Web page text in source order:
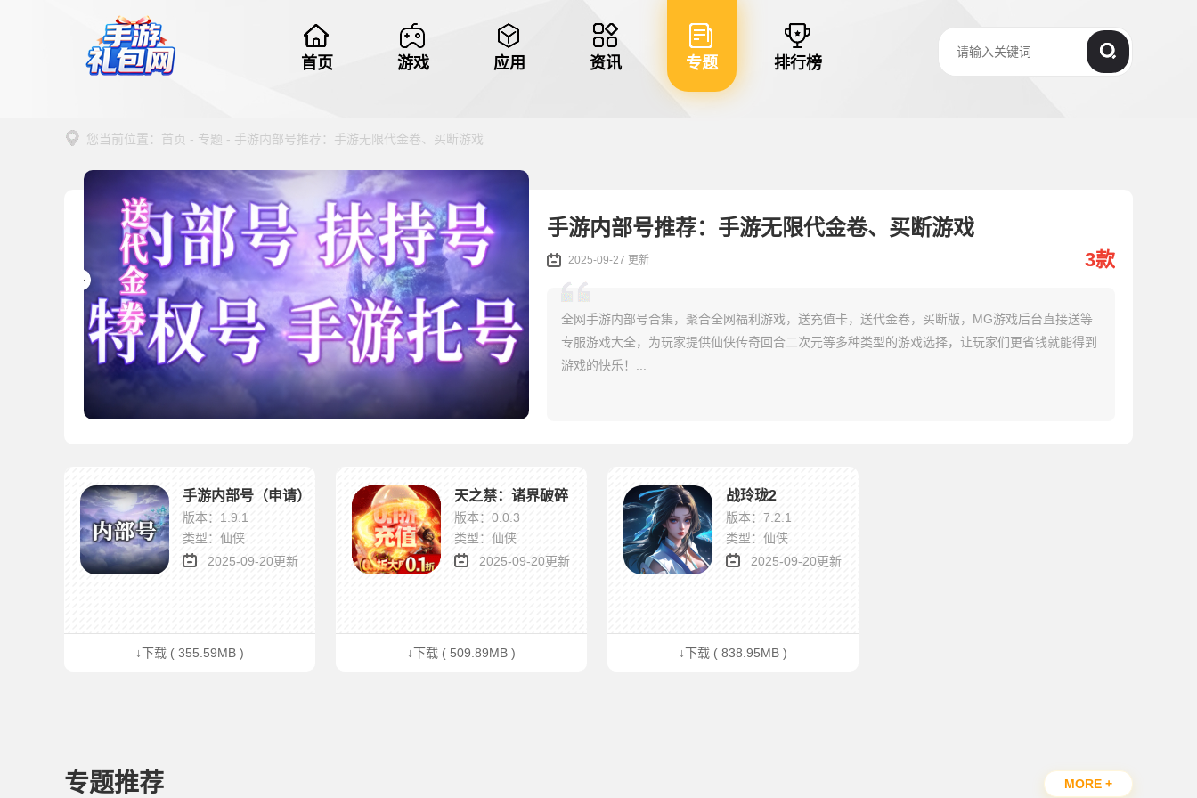
首页 游戏 应用 资讯 专题 排行榜
您当前位置： 首页 - 专题 - 手游内部号推荐：手游无限代金卷、买断游戏
手游内部号推荐：手游无限代金卷、买断游戏
2025-09-27 更新 3款
全网手游内部号合集，聚合全网福利游戏，送充值卡，送代金卷，买断版，MG游戏后台直接送等
专服游戏大全，为玩家提供仙侠传奇回合二次元等多种类型的游戏选择，让玩家们更省钱就能得到
游戏的快乐！...
手游内部号（申请）
版本：1.9.1
类型：仙侠
2025-09-20更新
↓下载 ( 355.59MB )
天之禁：诸界破碎
版本：0.0.3
类型：仙侠
2025-09-20更新
↓下载 ( 509.89MB )
战玲珑2
版本：7.2.1
类型：仙侠
2025-09-20更新
↓下载 ( 838.95MB )
专题推荐 MORE +